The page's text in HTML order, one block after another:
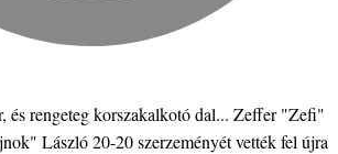
és rengeteg korszakalkotó dal... Zeffer "Zefi"
László 20-20 szerzeményét vették fel újra